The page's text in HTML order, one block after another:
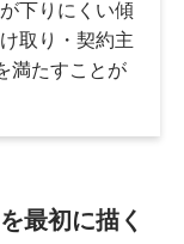
下りにくい傾
取り・契約主
満たすことが
最初に描く